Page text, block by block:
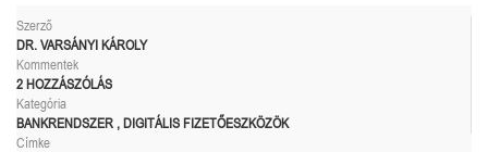
Szerző
DR. VARSÁNYI KÁROLY
Kommentek
2 HOZZÁSZÓLÁS
Kategória
BANKRENDSZER , DIGITÁLIS FIZETŐESZKÖZÖK
Címke